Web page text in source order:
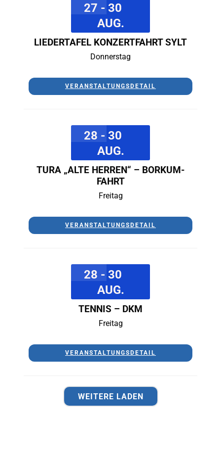
27 - 30
AUG.
LIEDERTAFEL KONZERTFAHRT SYLT
Donnerstag
VERANSTALTUNGSDETAIL
28 - 30
AUG.
TURA „ALTE HERREN“ – BORKUM-
FAHRT
Freitag
VERANSTALTUNGSDETAIL
28 - 30
AUG.
TENNIS – DKM
Freitag
VERANSTALTUNGSDETAIL
WEITERE LADEN